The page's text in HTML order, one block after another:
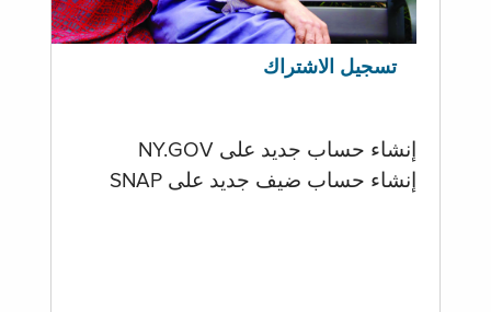
تسجيل الاشتراك
إنشاء حساب جديد على NY.GOV
إنشاء حساب ضيف جديد على SNAP